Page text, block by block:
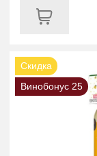
Скидка
Винобонус 25